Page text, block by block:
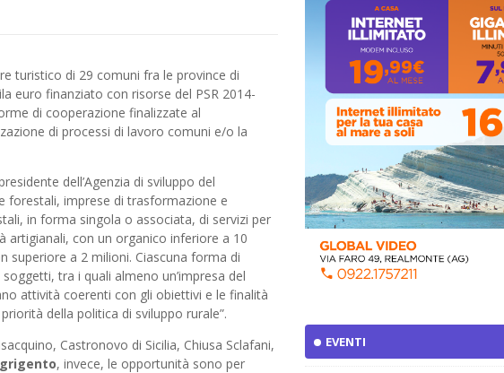
turistico di 29 comuni fra le province di
euro finanziato con risorse del PSR 2014-
di cooperazione finalizzate al
di processi di lavoro comuni e/o la
dell’Agenzia di sviluppo del
forestali, imprese di trasformazione e
in forma singola o associata, di servizi per
con un organico inferiore a 10
superiore a 2 milioni. Ciascuna forma di
tra i quali almeno un’impresa del
attività coerenti con gli obiettivi e le finalità
della politica di sviluppo rurale”.
Castronovo di Sicilia, Chiusa Sclafani,
, invece, le opportunità sono per
EVENTI